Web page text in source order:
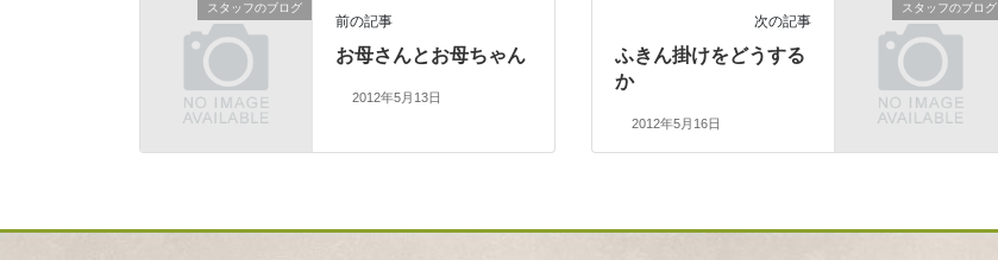
スタッフのブログ
前の記事
お母さんとお母ちゃん
2012年5月13日
スタッフのブログ
次の記事
ふきん掛けをどうする
か
2012年5月16日